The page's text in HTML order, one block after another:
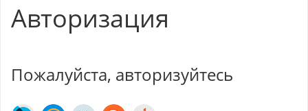
Авторизация
Пожалуйста, авторизуйтесь